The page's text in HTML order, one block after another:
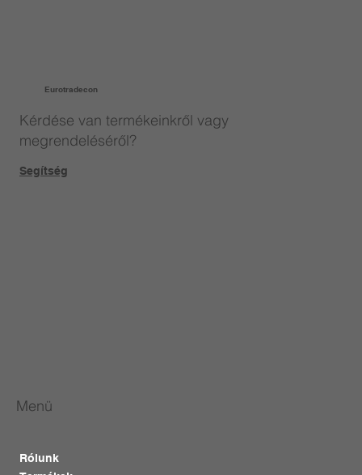
Eurotradecon
Kérdése van termékeinkről vagy
megrendeléséről?
Segítség
Menü
Rólunk